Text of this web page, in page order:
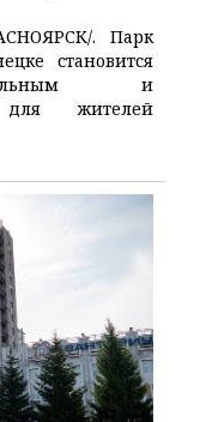
. Парк
становится
и
для жителей